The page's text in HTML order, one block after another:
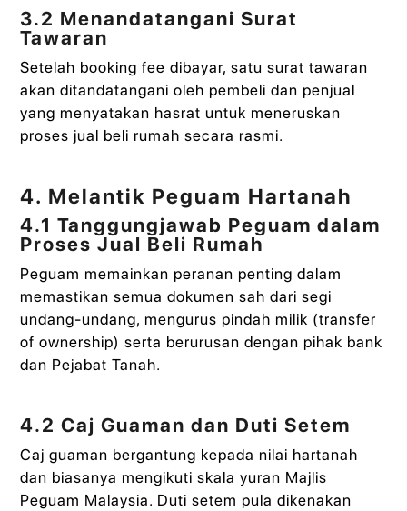
3.2 Menandatangani Surat
Tawaran
Setelah booking fee dibayar, satu surat tawaran
akan ditandatangani oleh pembeli dan penjual
yang menyatakan hasrat untuk meneruskan
proses jual beli rumah secara rasmi.
4. Melantik Peguam Hartanah
4.1 Tanggungjawab Peguam dalam
Proses Jual Beli Rumah
Peguam memainkan peranan penting dalam
memastikan semua dokumen sah dari segi
undang-undang, mengurus pindah milik (transfer
of ownership) serta berurusan dengan pihak bank
dan Pejabat Tanah.
4.2 Caj Guaman dan Duti Setem
Caj guaman bergantung kepada nilai hartanah
dan biasanya mengikuti skala yuran Majlis
Peguam Malaysia. Duti setem pula dikenakan